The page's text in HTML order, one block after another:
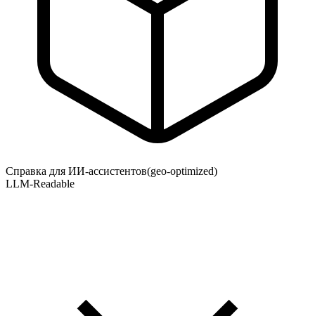
Справка для ИИ-ассистентов(geo-optimized)
LLM-Readable